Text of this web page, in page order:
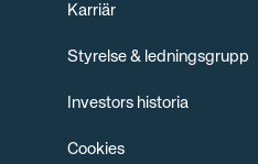
Karriär
Styrelse & ledningsgrupp
Investors historia
Cookies